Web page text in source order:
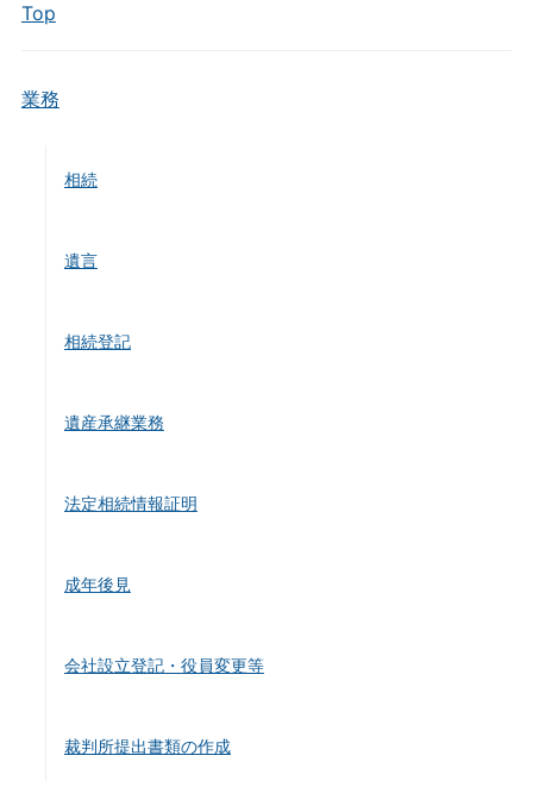
Top
業務
相続
遺言
相続登記
遺産承継業務
法定相続情報証明
成年後見
会社設立登記・役員変更等
裁判所提出書類の作成